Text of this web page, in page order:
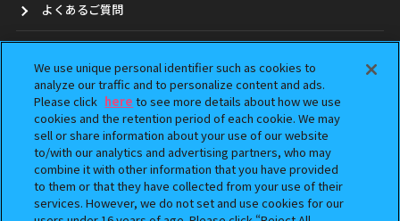
よくあるご質問
ガシャポンどこ？
アンケート
ウェブアクセシビリティ方針
We use unique personal identifier such as cookies to
analyze our traffic and to personalize content and ads.
Please click here to see more details about how we use
cookies and the retention period of each cookie. We may
sell or share information about your use of our website
to/with our analytics and advertising partners, who may
combine it with other information that you have provided
to them or that they have collected from your use of their
services. However, we do not set and use cookies for our